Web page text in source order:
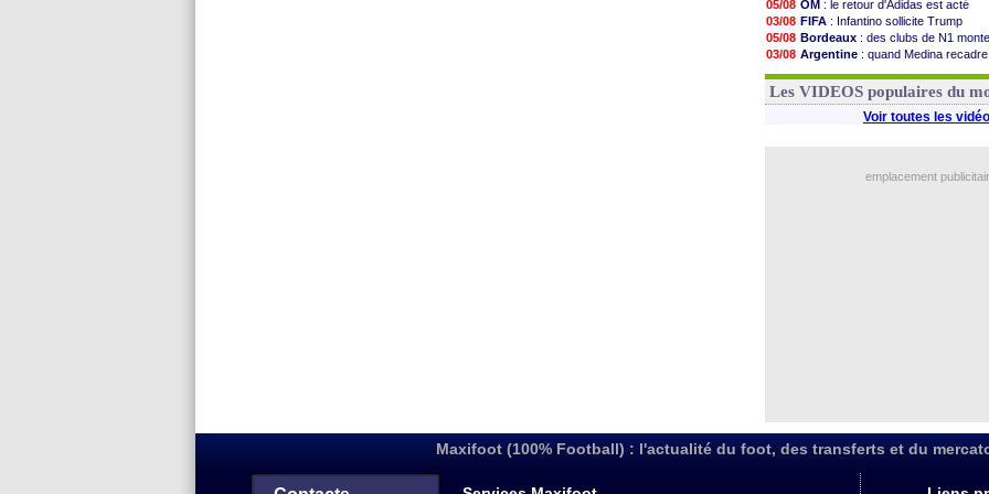
05/08 OM : le retour d'Adidas est acté
03/08 FIFA : Infantino sollicite Trump
05/08 Bordeaux : des clubs de N1
03/08 Argentine : quand Medina
03/08 OM: Paixão attire un 2e club
Les VIDEOS populaires du
Voir toutes les
emplacement
Maxifoot (100% Football) : l'actualité du foot, des transferts et du